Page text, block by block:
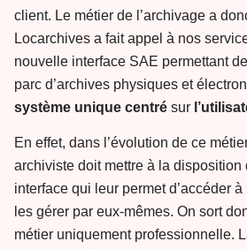
client. Le métier de l’archivage a
Locarchives a fait appel à nos
nouvelle interface SAE permettant
parc d’archives physiques et
système unique centré sur
En effet, dans l’évolution de ce
archiviste doit mettre à la disposition
interface qui leur permet d’accéder
les gérer par eux-mêmes. On sort
métier uniquement professionnelle.